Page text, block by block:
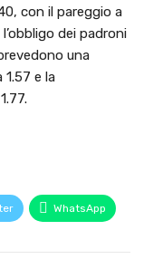
con il pareggio a
dei padroni
una
e la
WhatsApp